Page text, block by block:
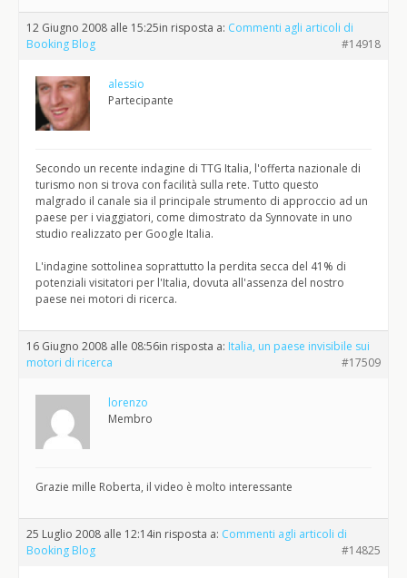
12 Giugno 2008 alle 15:25in risposta a: Commenti agli articoli di
Booking Blog
#14918
alessio
Partecipante
Secondo un recente indagine di TTG Italia, l'offerta nazionale di
turismo non si trova con facilità sulla rete. Tutto questo
malgrado il canale sia il principale strumento di approccio ad un
paese per i viaggiatori, come dimostrato da Synnovate in uno
studio realizzato per Google Italia.
L'indagine sottolinea soprattutto la perdita secca del 41% di
potenziali visitatori per l'Italia, dovuta all'assenza del nostro
paese nei motori di ricerca.
16 Giugno 2008 alle 08:56in risposta a: Italia, un paese invisibile sui
motori di ricerca
#17509
lorenzo
Membro
Grazie mille Roberta, il video è molto interessante
25 Luglio 2008 alle 12:14in risposta a: Commenti agli articoli di
Booking Blog
#14825